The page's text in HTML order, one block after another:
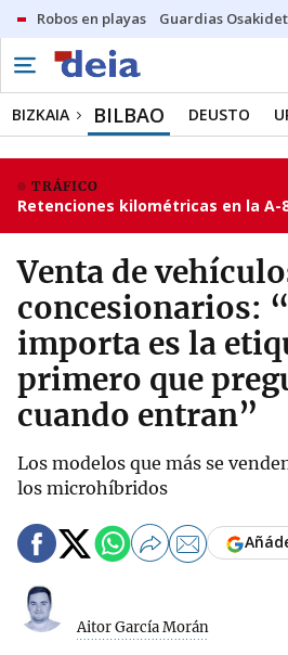
Robos en playas Guardias
BIZKAIA BILBAO DEUSTO
TRÁFICO
Retenciones kilométricas en la A-
Venta de
concesionarios:
importa es la
primero que
cuando entran”
Los modelos que más se
los microhíbridos
Aitor García Morán